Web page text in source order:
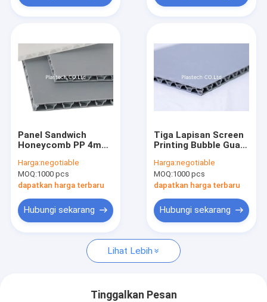
Papan Honeycomb PP
Kotak Lengan Pallet
Papan Bergelombang PP
Perlindungan Lantai Sementara
Papan Hollow PP
Kotak Plastik Bergelombang
Panel Sandwich
Honeycomb PP 4mm
15mm 20mm 15mm
Harga:negotiable
MOQ:1000 pcs
dapatkan harga terbaru
Hubungi sekarang
Tiga Lapisan Screen
Printing Bubble Guard
Harga:negotiable
MOQ:1000 pcs
dapatkan harga terbaru
Hubungi sekarang
Lihat Lebih
Tinggalkan Pesan